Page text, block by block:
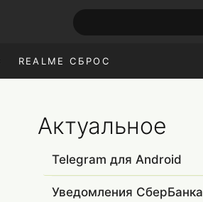
REALME СБРОС
Актуальное
Telegram для Android
Уведомления СберБанка